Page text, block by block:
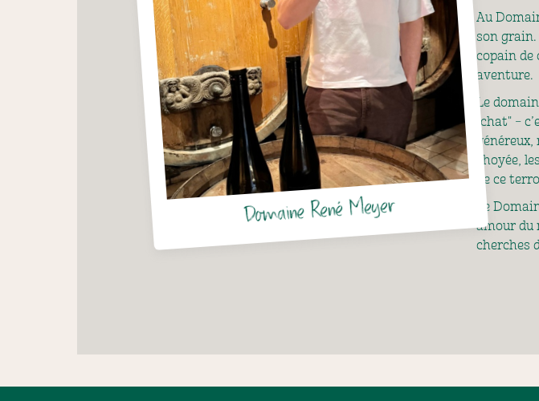
Domaine René Meyer
Au
son
copain de
aventure.
Le
"chat" –
choyée,
de ce
Le
amour du
cherches